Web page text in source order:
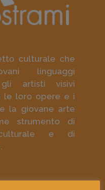
culturale che
linguaggi
artisti visivi
le loro opere e i
la giovane arte
strumento di
culturale e di